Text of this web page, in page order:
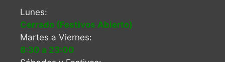
Lunes:
Cerrado (Festivos Abierto)
Martes a Viernes:
8:30 a 23:00